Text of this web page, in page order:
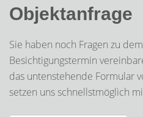
Objektanfrage
Sie haben noch Fragen zu
Besichtigungstermin
das untenstehende Formular
setzen uns schnellstmöglich